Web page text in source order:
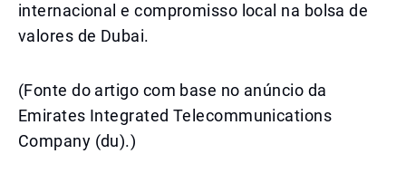
internacional e compromisso local na bolsa de
valores de Dubai.
(Fonte do artigo com base no anúncio da
Emirates Integrated Telecommunications
Company (du).)